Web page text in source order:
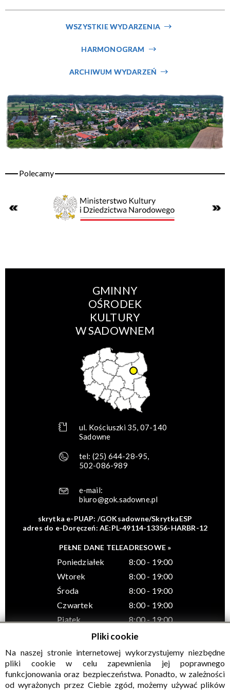
Miejsce
WSZYSTKIE WYDARZENIA
HARMONOGRAM
ARCHIWUM WYDARZEŃ
GMINNY
OŚRODEK
KULTURY
W SADOWNEM
ul. Kościuszki 35, 07-140
Sadowne
tel: (25) 644-28-95,
502-086-989
e-mail:
biuro@gok.sadowne.pl
skrytka e-PUAP: /GOKsadowne/SkrytkaESP
adres do e-Doręczeń: AE:PL-49114-13356-HARBR-12
PEŁNE DANE TELEADRESOWE »
Poniedziałek
8:00 - 19:00
Wtorek
8:00 - 19:00
Środa
8:00 - 19:00
Czwartek
8:00 - 19:00
Piątek
8:00 - 19:00
© Wszelkie prawa zastrzeżone, Gminny Ośrodek Kultury w
Sadownem
Pliki cookie
Na naszej stronie internetowej wykorzystujemy niezbędne
pliki cookie w celu zapewnienia jej poprawnego
funkcjonowania oraz bezpieczeństwa. Ponadto, w zależności
od wyrażonych przez Ciebie zgód, możemy używać plików